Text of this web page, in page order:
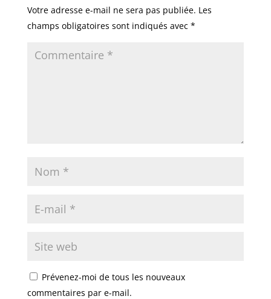
Votre adresse e-mail ne sera pas publiée. Les
champs obligatoires sont indiqués avec *
Prévenez-moi de tous les nouveaux
commentaires par e-mail.